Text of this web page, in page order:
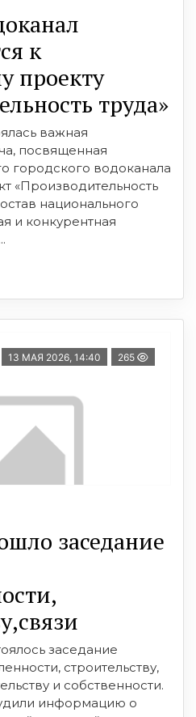
к
проекту
труда»
важная
посвященная
городского водоканала
«Производительность
национального
и конкурентная
13 МАЯ 2026, 14:40 265
заседание
заседание
строительству,
и собственности.
информацию о